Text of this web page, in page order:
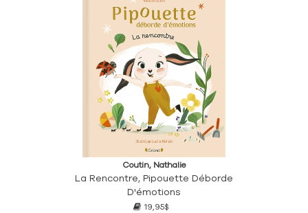
Coutin, Nathalie
La Rencontre, Pipouette Déborde
D'émotions
19,95$